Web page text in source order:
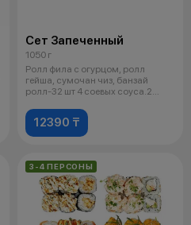
Сет Запеченный
1050 г
Ролл фила с огурцом, ролл
гейша, сумочан чиз, банзай
ролл-32 шт 4 соевых соуса.2
12390 ₸
3-4 ПЕРСОНЫ